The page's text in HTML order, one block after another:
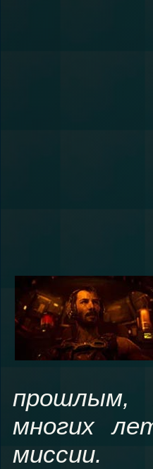
прошлым,
многих
миссии.